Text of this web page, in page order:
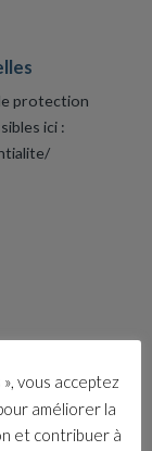
protection
ici :
vous acceptez
améliorer la
et contribuer à